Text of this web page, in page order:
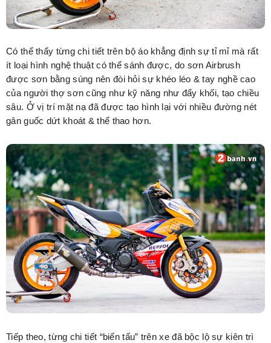
Có thể thấy từng chi tiết trên bộ áo khẳng định sự tỉ mỉ mà rất
ít loại hình nghệ thuật có thể sánh được, do sơn Airbrush
được sơn bằng súng nên đòi hỏi sự khéo léo & tay nghề cao
của người thợ sơn cũng như kỹ năng như đẩy khối, tạo chiều
sâu. Ở vị trí mặt nạ đã được tạo hình lại với nhiều đường nét
gân guốc dứt khoát & thể thao hơn.
Tiếp theo, từng chi tiết “biến tấu” trên xe đã bộc lộ sự kiên trì